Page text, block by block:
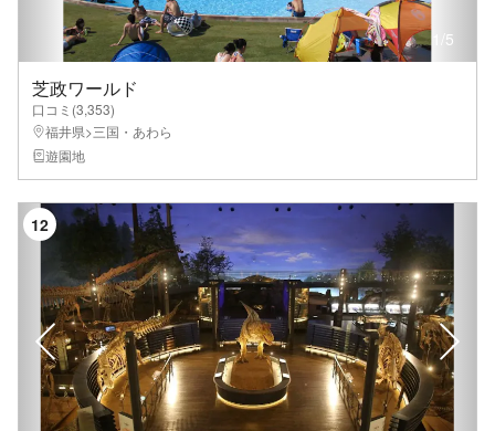
5
芝政ワールド
口コミ(3,353)
福井県>三国・あわら
遊園地
12